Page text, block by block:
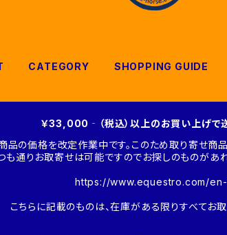
CATEGORY SHOPPING GUIDE
￥33,000‐（税込）以上のお買い上げで
の価格を改定作業中です。このため取り寄せ商品
も通りお取寄せは可能ですのでお探しのものがあ
https://www.equestro.com/
こちらに記載のものは、在庫がある限りすべてお取